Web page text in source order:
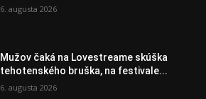
6. augusta 2026
Mužov čaká na Lovestreame skúška
tehotenského bruška, na festivale...
6. augusta 2026